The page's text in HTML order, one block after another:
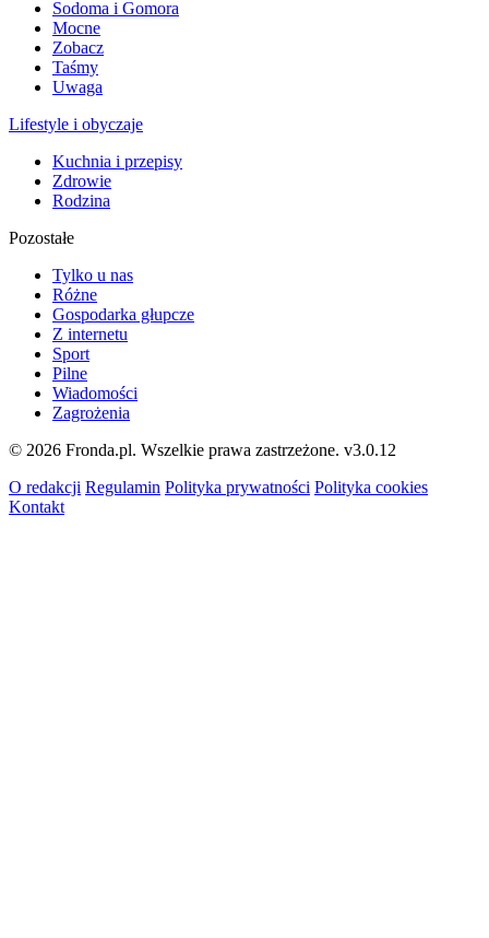
Sodoma i Gomora
Mocne
Zobacz
Taśmy
Uwaga
Lifestyle i obyczaje
Kuchnia i przepisy
Zdrowie
Rodzina
Pozostałe
Tylko u nas
Różne
Gospodarka głupcze
Z internetu
Sport
Pilne
Wiadomości
Zagrożenia
© 2026 Fronda.pl. Wszelkie prawa zastrzeżone. v3.0.12
O redakcji Regulamin Polityka prywatności Polityka cookies
Kontakt